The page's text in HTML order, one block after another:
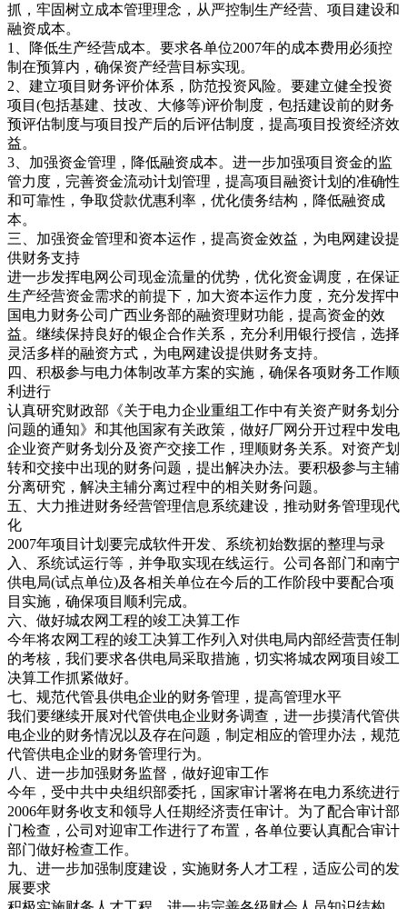
抓，牢固树立成本管理理念，从严控制生产经营、项目建设和
融资成本。
1、降低生产经营成本。要求各单位2007年的成本费用必须控
制在预算内，确保资产经营目标实现。
2、建立项目财务评价体系，防范投资风险。要建立健全投资
项目(包括基建、技改、大修等)评价制度，包括建设前的财务
预评估制度与项目投产后的后评估制度，提高项目投资经济效
益。
3、加强资金管理，降低融资成本。进一步加强项目资金的监
管力度，完善资金流动计划管理，提高项目融资计划的准确性
和可靠性，争取贷款优惠利率，优化债务结构，降低融资成
本。
三、加强资金管理和资本运作，提高资金效益，为电网建设提
供财务支持
进一步发挥电网公司现金流量的优势，优化资金调度，在保证
生产经营资金需求的前提下，加大资本运作力度，充分发挥中
国电力财务公司广西业务部的融资理财功能，提高资金的效
益。继续保持良好的银企合作关系，充分利用银行授信，选择
灵活多样的融资方式，为电网建设提供财务支持。
四、积极参与电力体制改革方案的实施，确保各项财务工作顺
利进行
认真研究财政部《关于电力企业重组工作中有关资产财务划分
问题的通知》和其他国家有关政策，做好厂网分开过程中发电
企业资产财务划分及资产交接工作，理顺财务关系。对资产划
转和交接中出现的财务问题，提出解决办法。要积极参与主辅
分离研究，解决主辅分离过程中的相关财务问题。
五、大力推进财务经营管理信息系统建设，推动财务管理现代
化
2007年项目计划要完成软件开发、系统初始数据的整理与录
入、系统试运行等，并争取实现在线运行。公司各部门和南宁
供电局(试点单位)及各相关单位在今后的工作阶段中要配合项
目实施，确保项目顺利完成。
六、做好城农网工程的竣工决算工作
今年将农网工程的竣工决算工作列入对供电局内部经营责任制
的考核，我们要求各供电局采取措施，切实将城农网项目竣工
决算工作抓紧做好。
七、规范代管县供电企业的财务管理，提高管理水平
我们要继续开展对代管供电企业财务调查，进一步摸清代管供
电企业的财务情况以及存在问题，制定相应的管理办法，规范
代管供电企业的财务管理行为。
八、进一步加强财务监督，做好迎审工作
今年，受中共中央组织部委托，国家审计署将在电力系统进行
2006年财务收支和领导人任期经济责任审计。为了配合审计部
门检查，公司对迎审工作进行了布置，各单位要认真配合审计
部门做好检查工作。
九、进一步加强制度建设，实施财务人才工程，适应公司的发
展要求